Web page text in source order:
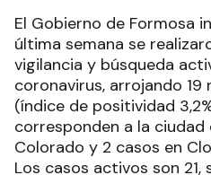
El Gobierno de Formosa
última semana se
vigilancia y búsqueda
coronavirus, arrojando
(índice de positividad
corresponden a la ciudad
Colorado y 2 casos en
Los casos activos son